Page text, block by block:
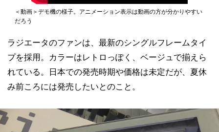
＜動画＞デモ機の様子。アニメーション表示は動画の方が分かりやすい
だろう
ラジエータのファンは、最新のシングルフレームタイ
プを採用。カラーはレトロっぽく、ベージュで揃えら
れている。日本での発売時期や価格は未定だが、夏休
み前ころには発売したいとのこと。